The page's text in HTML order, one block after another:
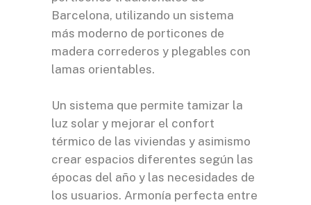
Barcelona, utilizando un sistema
más moderno de porticones de
madera correderos y plegables con
lamas orientables.
Un sistema que permite tamizar la
luz solar y mejorar el confort
térmico de las viviendas y asimismo
crear espacios diferentes según las
épocas del año y las necesidades de
los usuarios. Armonía perfecta entre